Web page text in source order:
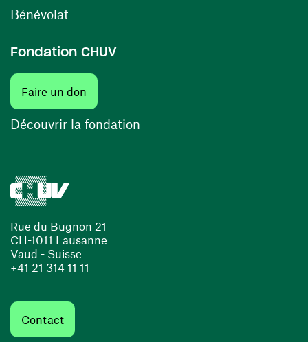
Rue du Bugnon 21
CH-1011 Lausanne
Vaud - Suisse
+41 21 314 11 11
Contact
Bénévolat
Fondation CHUV
Faire un don
Découvrir la fondation